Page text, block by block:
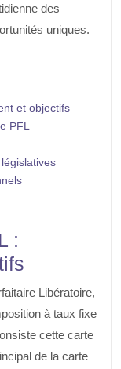
des
uniques.
et objectifs
PFL
:
Libératoire,
à taux fixe
cette carte
de la carte